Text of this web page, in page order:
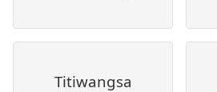
Titiwangsa